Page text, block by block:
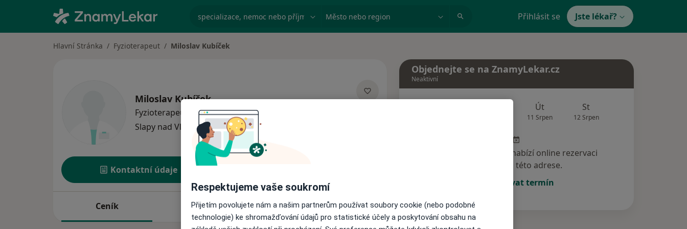
specializace, nemoc nebo příjmení Město nebo region Přihlásit se Jste lékař?
Hlavní Stránka Fyzioterapeut Miloslav Kubíček
Miloslav Kubíček
Fyzioterapeut Víceo specializacích
Slapy nad Vltavou 1 adresa
Kontaktní údaje
Ceník Adresy Názory pacientů
Objednejte se na ZnamyLekar.cz
Neaktivní
Út
11 Srpen
St
12 Srpen
Tento specialista nenabízí online rezervaci
termínu na této adrese.
Rezervovat termín
Respektujeme vaše soukromí
Přijetím povolujete nám a našim partnerům používat soubory cookie (nebo podobné
technologie) ke shromažďování údajů pro statistické účely a poskytování obsahu na